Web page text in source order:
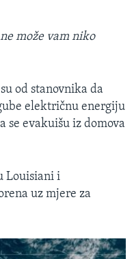
može vam niko
od stanovnika da
električnu energiju
se evakuišu iz domova
Louisiani i
uz mjere za